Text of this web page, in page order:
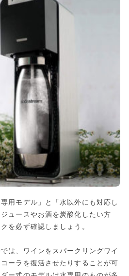
用モデル」と「水以外にも対応し
ュースやお酒を炭酸化したい方
を必ず確認しましょう。
は、ワインをスパークリングワイ
ーラを復活させたりすることが可